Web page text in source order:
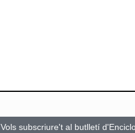
Vols subscriure't al butlletí